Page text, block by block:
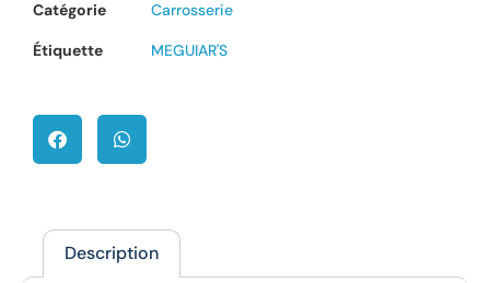
Catégorie Carrosserie
Étiquette MEGUIAR'S
Description